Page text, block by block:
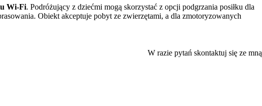
Wi-Fi. Podróżujący z dziećmi mogą skorzystać z opcji podgrzania posiłku dla
Obiekt akceptuje pobyt ze zwierzętami, a dla zmotoryzowanych
licznych restauracji, kawiarni i barów, które tworzą atmosferę Kazimierza.
na łatwe dotarcie do centrum wydarzeń kulturalnych Krakowa.
W niewielkiej odległości znajdują się między innymi
W razie pytań skontaktuj się ze mną